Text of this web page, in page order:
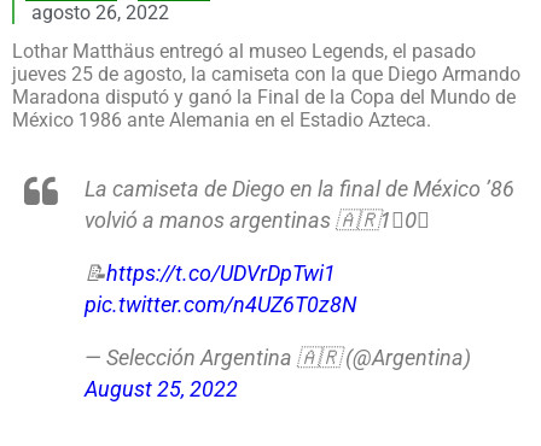
agosto 26, 2022
Lothar Matthäus entregó al museo Legends, el pasado
jueves 25 de agosto, la camiseta con la que Diego Armando
Maradona disputó y ganó la Final de la Copa del Mundo de
México 1986 ante Alemania en el Estadio Azteca.
La camiseta de Diego en la final de México ’86
volvió a manos argentinas 🇦🇷1⃣0⃣
📝https://t.co/UDVrDpTwi1
pic.twitter.com/n4UZ6T0z8N
— Selección Argentina 🇦🇷 (@Argentina)
August 25, 2022